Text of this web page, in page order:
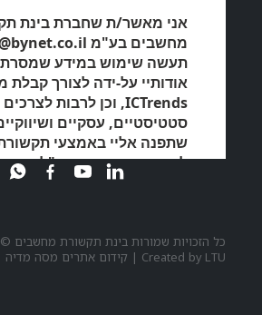
כל הזכויות שמורות בינת תקשורת מחשבים © 2026
Created by LTU
| קידום אתרים מסה מדיה